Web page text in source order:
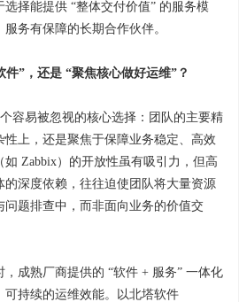
择能提供 “整体交付价值” 的服务模
务有保障的长期合作伙伴。
件”，还是 “聚焦核心做好运维”？
容易被忽视的核心选择：团队的主要精
上，还是聚焦于保障业务稳定、高效
Zabbix）的开放性虽有吸引力，但高
深度依赖，往往迫使团队将大量资源
题排查中，而非面向业务的价值交
，成熟厂商提供的 “软件 + 服务” 一体化
持续的运维效能。以北塔软件